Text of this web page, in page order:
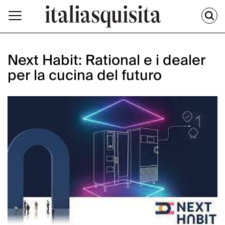
Next Habit: Rational e i dealer
per la cucina del futuro